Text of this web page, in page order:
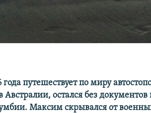
путешествует по миру
Австралии, остался без
Максим скрывался от